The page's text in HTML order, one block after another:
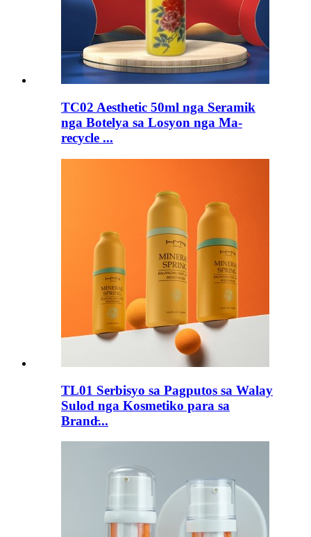
TC02 Aesthetic 50ml nga Seramik
nga Botelya sa Losyon nga Ma-
recycle ...
TL01 Serbisyo sa Pagputos sa Walay
Sulod nga Kosmetiko para sa
Brand̵...